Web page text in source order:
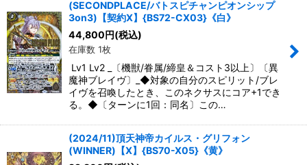
(SECONDPLACE/バトスピチャンピオンシップ
3on3)【契約X】{BS72-CX03}《白》
44,800円(税込)
在庫数 1枚
Lv1 Lv2 _〔機獣/眷属/締皇＆コスト3以上〕〔異
魔神ブレイヴ〕_◆対象の自分のスピリット/ブレ
イヴを召喚したとき、このネクサスにコア+1でき
る。◆〔ターンに1回：同名〕この…
(2024/11)頂天神帝カイルス・グリフォン
(WINNER)【X】{BS70-X05}《黄》